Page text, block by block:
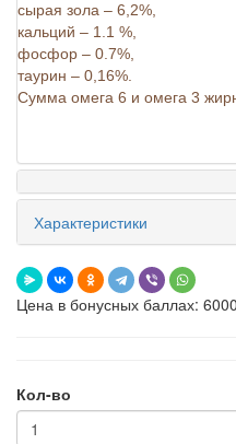
сырая зола – 6,2%,
кальций – 1.1 %,
фосфор – 0.7%,
таурин – 0,16%.
Сумма омега 6 и омега 3
Характеристики
Цена в бонусных баллах: 6000
Кол-во